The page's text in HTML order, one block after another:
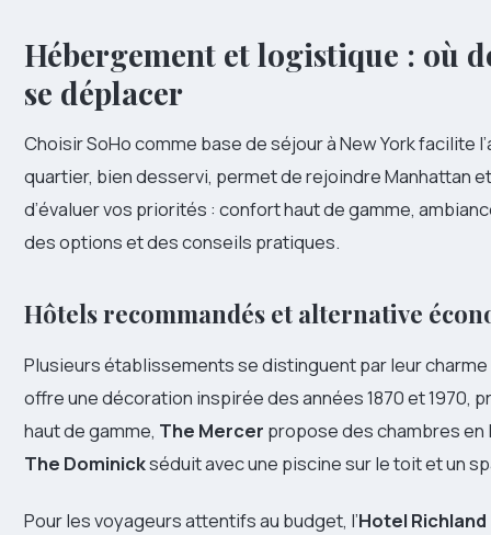
Hébergement et logistique : où
se déplacer
Choisir SoHo comme base de séjour à New York facilite
quartier, bien desservi, permet de rejoindre Manhattan
d’évaluer vos priorités : confort haut de gamme,
des options et des conseils pratiques.
Hôtels recommandés et alternative
Plusieurs établissements se distinguent par leur
offre une décoration inspirée des années 1870 et 1970,
haut de gamme, The Mercer propose des chambres
The Dominickséduit avec une piscine sur le toit et un
Pour les voyageurs attentifs au budget, l’Hotel Richland